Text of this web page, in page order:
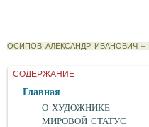
ОСИПОВ АЛЕКСАНДР ИВАНОВИЧ –
СОДЕРЖАНИЕ
Главная
О ХУДОЖНИКЕ
МИРОВОЙ СТАТУС